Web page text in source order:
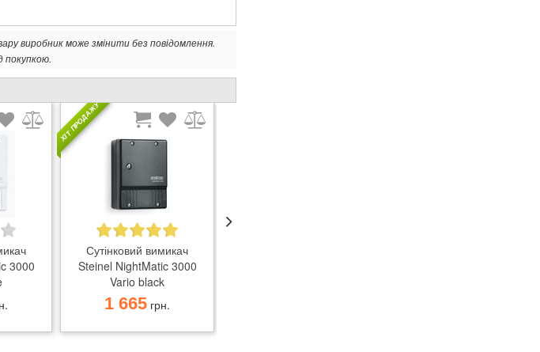
виробник може змінити без повідомлення.
покупкою.
3000
ХІТ ПРОДАЖУ
Сутінковий вимикач
Steinel NightMatic 3000
Vario black
1 665 грн.